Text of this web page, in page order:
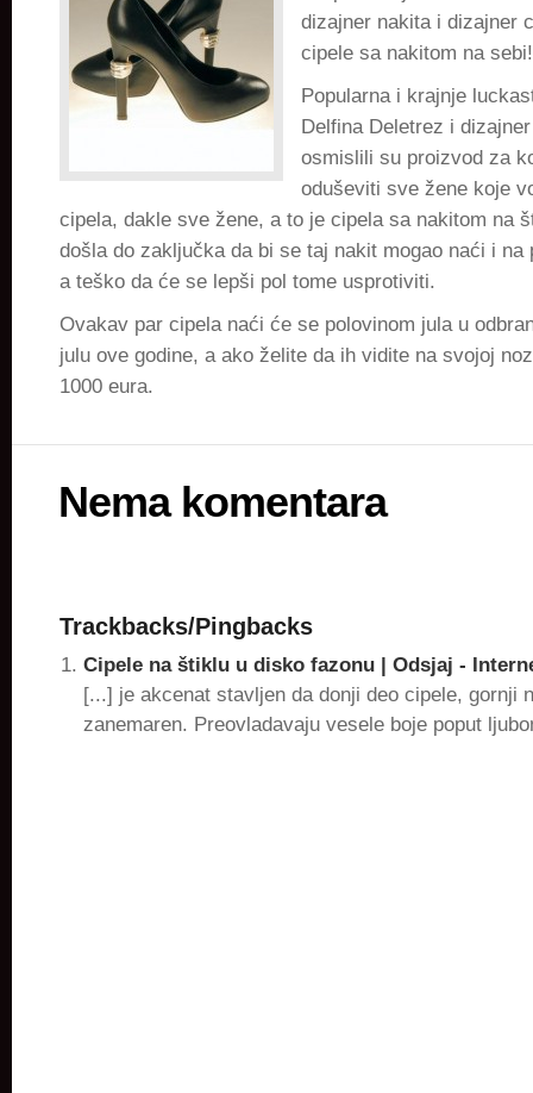
dizajner nakita i dizajner
cipele sa nakitom na sebi!
Popularna i krajnje
Delfina Deletrez i
osmislili su proizvod za
oduševiti sve žene koje
cipela, dakle sve žene, a to je cipela sa nakitom na
došla do zaključka da bi se taj nakit mogao naći i na
a teško da će se lepši pol tome usprotiviti.
Ovakav par cipela naći će se polovinom jula u
julu ove godine, a ako želite da ih vidite na svojoj
1000 eura.
Nema komentara
Trackbacks/Pingbacks
Cipele na štiklu u disko fazonu | Odsjaj -
[...] je akcenat stavljen da donji deo cipele, gornji
zanemaren. Preovladavaju vesele boje poput